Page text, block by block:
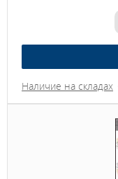
Наличие на складах